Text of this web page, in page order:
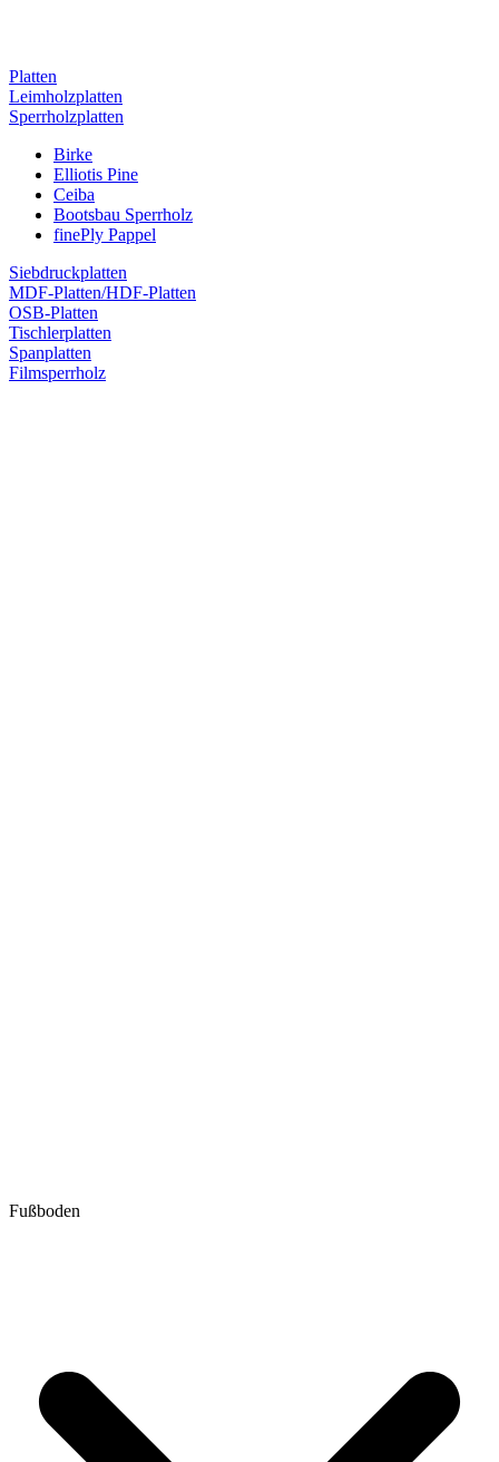
Platten
Leimholzplatten
Sperrholzplatten
Birke
Elliotis Pine
Ceiba
Bootsbau Sperrholz
finePly Pappel
Siebdruckplatten
MDF-Platten/HDF-Platten
OSB-Platten
Tischlerplatten
Spanplatten
Filmsperrholz
Fußboden